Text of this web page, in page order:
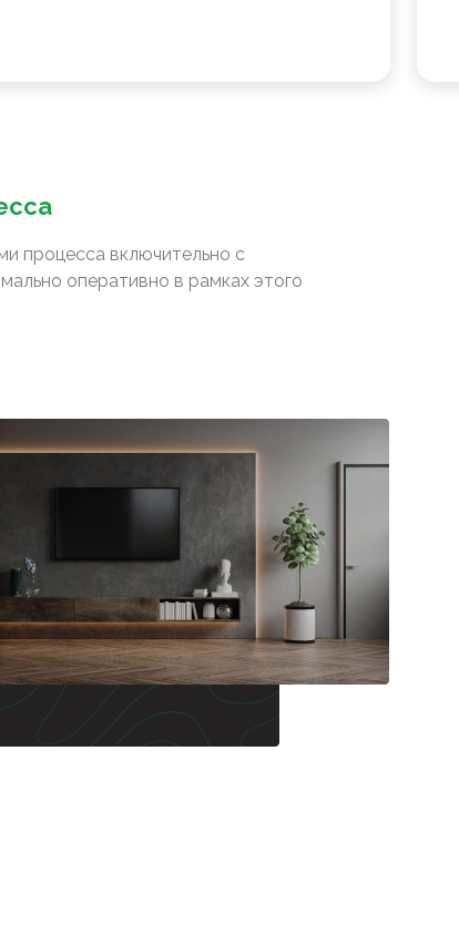
процесса включительно с
оперативно в рамках этого